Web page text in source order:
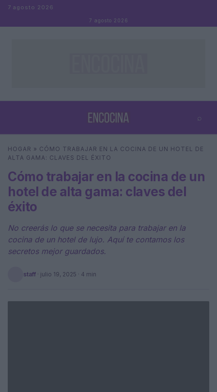
Saltar al contenido
7 agosto 2026
7 agosto 2026
⌕
Buscar ⌕ ×
HOGAR » CÓMO TRABAJAR EN LA COCINA DE UN HOTEL DE
ALTA GAMA: CLAVES DEL ÉXITO
Cómo trabajar en la cocina de un
hotel de alta gama: claves del
éxito
No creerás lo que se necesita para trabajar en la
cocina de un hotel de lujo. Aquí te contamos los
secretos mejor guardados.
staff · julio 19, 2025 · 4 min